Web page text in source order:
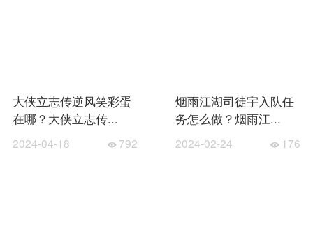
大侠立志传逆风笑彩蛋
在哪？大侠立志传...
2024-04-18 792
烟雨江湖司徒宇入队任
务怎么做？烟雨江...
2024-02-24 176